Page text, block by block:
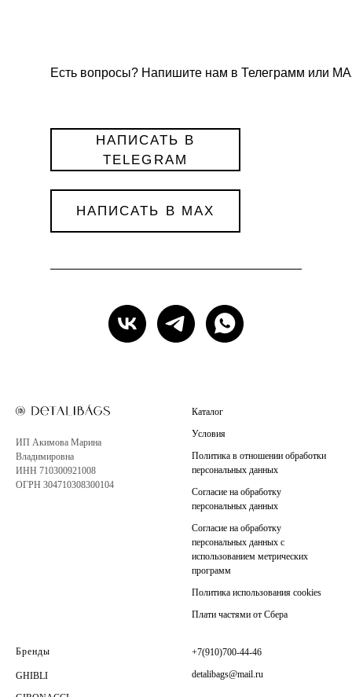
Есть вопросы? Напишите нам в Телеграмм или
НАПИСАТЬ В MAX
НАПИСАТЬ В
TELEGRAM
ИП Акимова Марина
Владимировна
ИНН 710300921008
ОГРН 304710308300104
Каталог
Условия
Политика в отношении обработки
персональных данных
Согласие на обработку
персональных данных
Согласие на обработку
персональных данных с
использованием метрических
программ
Политика использования cookies
Плати частями от Сбера
Бренды
GHIBLI
+7(910)700-44-46
detalibags@mail.ru